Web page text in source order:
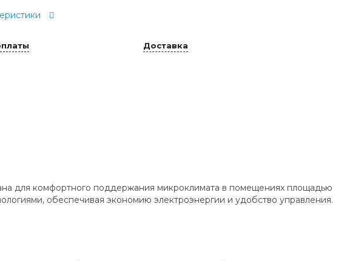
Доставка
для комфортного поддержания микроклимата в помещениях площадью
обеспечивая экономию электроэнергии и удобство управления.